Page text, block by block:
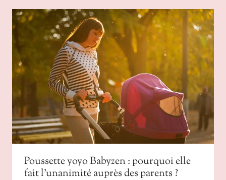
Poussette yoyo Babyzen : pourquoi elle
fait l’unanimité auprès des parents ?